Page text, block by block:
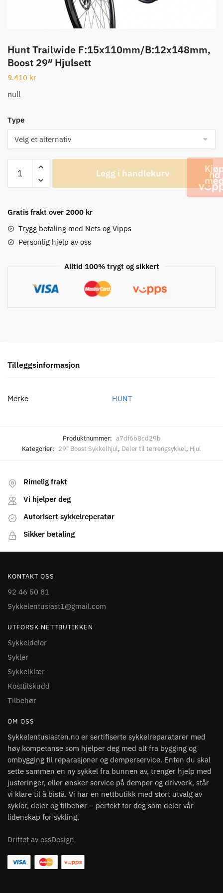
Hunt Trailwide F:15x110mm/B:12x148mm,
Boost 29″ Hjulsett
9.410 kr
null
Type
Trailwide
F:15x110mm/B:12x148mm,
29"
Hjulsett
Legg i handlekurv
Gratis frakt over 2000 kr
Trygg betaling med Nets og Vipps
Personlig hjelp av oss
Alltid 100% trygt og sikkert
Tilleggsinformasjon
Merke HUNT
Produktnummer: a7df6b8cd29b
Kategorier: 29" Boost Sykkelhjul, Deler til terrengsykkel, Hjul
Rimelig frakt
Vi hjelper deg
Autorisert sykkelreperatør
Sikker betaling
KONTAKT OSS
92 46 50 81
Sykkelentusiast1@gmail.com
UTFORSK NETTBUTIKKEN
Sykkeldeler
Sykler
Sykkelklær
Kosttilskudd
Tilbehør
OM OSS
Sykkelentusiasten.no er sertifiserte sykkelreparatører med
høy kompetanse som hjelper deg med alt fra bygging og
ombygging til reparasjoner og demperservice. Enten du skal
sette sammen en ny sykkel fra bunnen av, trenger hjelp med
justeringer, eller ønsker service på demper og drivverk, står
vi klare til å bistå. Vi har en nettbutikk med stort utvalg av
sykler, deler og tilbehør – perfekt for deg som deler vår
lidenskap for sykling.
Driftet av essDesign